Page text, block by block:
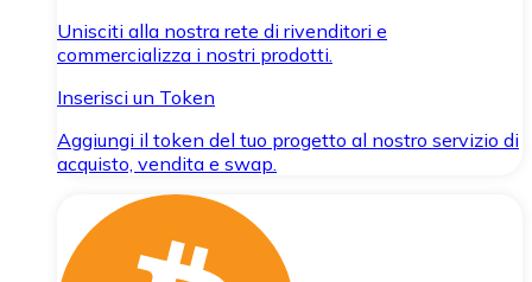
Unisciti alla nostra rete di rivenditori e
commercializza i nostri prodotti.
Inserisci un Token
Aggiungi il token del tuo progetto al nostro servizio di
acquisto, vendita e swap.